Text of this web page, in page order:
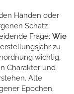
Händen oder
Schatz
Frage: Wie
zu
wichtig,
Charakter und
Alte
Epochen,